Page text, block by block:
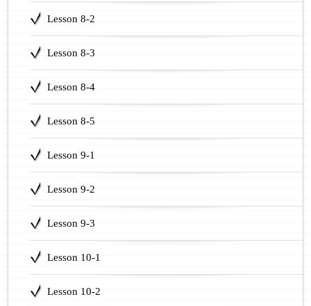
Lesson 8-2
Lesson 8-3
Lesson 8-4
Lesson 8-5
Lesson 9-1
Lesson 9-2
Lesson 9-3
Lesson 10-1
Lesson 10-2